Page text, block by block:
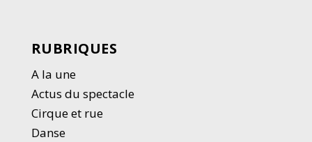
RUBRIQUES
A la une
Actus du spectacle
Cirque et rue
Danse